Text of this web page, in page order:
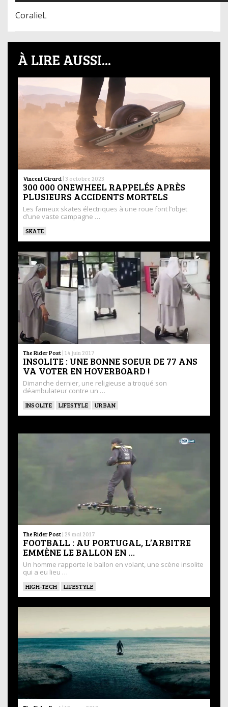
CoralieL
À LIRE AUSSI...
Vincent Girard | 3 octobre 2023
300 000 ONEWHEEL RAPPELÉS APRÈS
PLUSIEURS ACCIDENTS MORTELS
Les fameux skates électriques à une roue font l’objet
d’une vaste campagne …
SKATE
The Rider Post | 14 juin 2017
INSOLITE : UNE BONNE SOEUR DE 77 ANS
VA VOTER EN HOVERBOARD !
Dimanche dernier, une religieuse a troqué son
déambulateur contre un …
INSOLITE LIFESTYLE URBAN
The Rider Post | 29 mai 2017
FOOTBALL : AU PORTUGAL, L’ARBITRE
EMMÈNE LE BALLON EN …
Un homme rapporte le ballon en volant, une scène insolite
qui a eu lieu …
HIGH-TECH LIFESTYLE